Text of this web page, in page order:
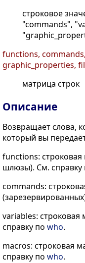
строковое
"commands",
functions,
graphic_properties,
матрица строк
Описание
Возвращает слова,
который вы
functions:
шлюзы). См. справку
commands:
variables:
справку по who.
macros: строковая
справку по who.